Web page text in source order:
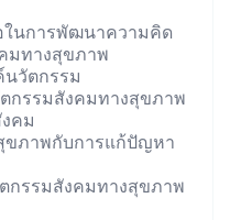
ในการพัฒนาความคิด
มทางสุขภาพ
นวัตกรรม
กรรมสังคมทางสุขภาพ
คม
ขภาพกับการแก้ปัญหา
รรมสังคมทางสุขภาพ